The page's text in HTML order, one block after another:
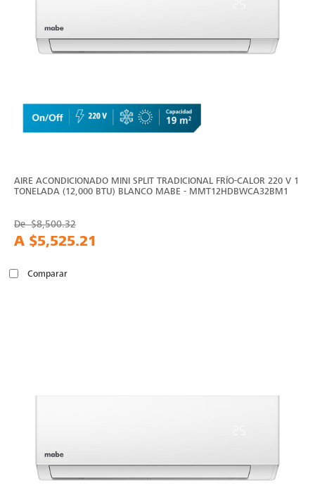
AIRE ACONDICIONADO MINI SPLIT TRADICIONAL FRÍO-CALOR 220 V 1
TONELADA (12,000 BTU) BLANCO MABE - MMT12HDBWCA32BM1
De$8,500.32
A $5,525.21
Comparar